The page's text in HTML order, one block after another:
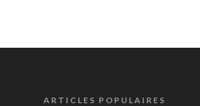
ARTICLES POPULAIRES